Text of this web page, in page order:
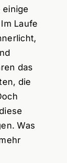
einige
Laufe
das
die
Was